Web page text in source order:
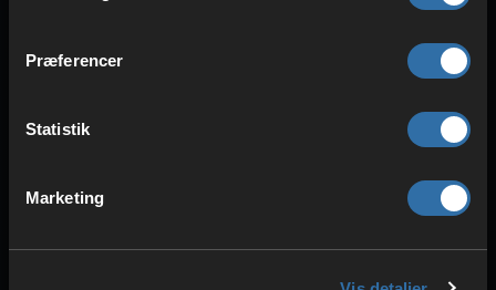
Præferencer
Statistik
Marketing